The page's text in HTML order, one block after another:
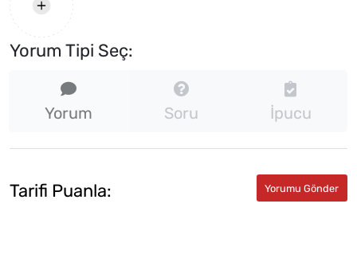
Yorum Tipi Seç:
Yorum Soru İpucu
Tarifi Puanla: